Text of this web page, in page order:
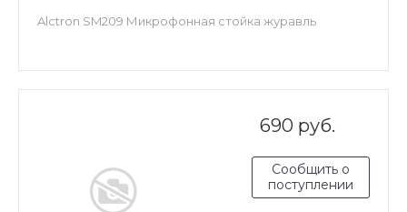
Alctron SM209 Микрофонная стойка журавль
690 руб.
Сообщить о
поступлении